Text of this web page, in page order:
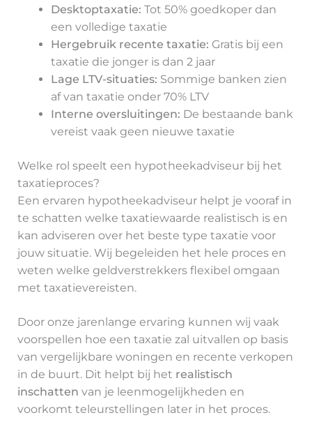
Desktoptaxatie: Tot 50% goedkoper dan
een volledige taxatie
Hergebruik recente taxatie: Gratis bij een
taxatie die jonger is dan 2 jaar
Lage LTV-situaties: Sommige banken zien
af van taxatie onder 70% LTV
Interne oversluitingen: De bestaande bank
vereist vaak geen nieuwe taxatie
Welke rol speelt een hypotheekadviseur bij het
taxatieproces?
Een ervaren hypotheekadviseur helpt je vooraf in
te schatten welke taxatiewaarde realistisch is en
kan adviseren over het beste type taxatie voor
jouw situatie. Wij begeleiden het hele proces en
weten welke geldverstrekkers flexibel omgaan
met taxatievereisten.
Door onze jarenlange ervaring kunnen wij vaak
voorspellen hoe een taxatie zal uitvallen op basis
van vergelijkbare woningen en recente verkopen
in de buurt. Dit helpt bij het realistisch
inschatten van je leenmogelijkheden en
voorkomt teleurstellingen later in het proces.